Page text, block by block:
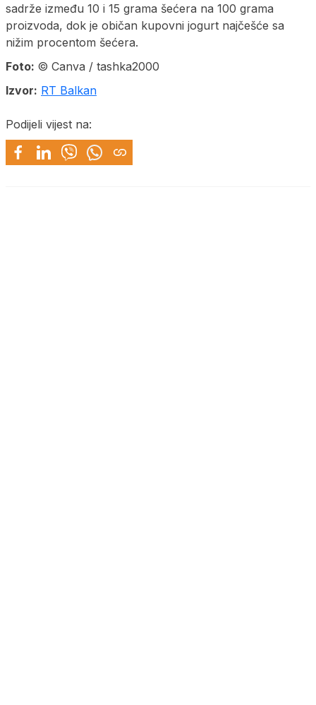
sadrže između 10 i 15 grama šećera na 100 grama
proizvoda, dok je običan kupovni jogurt najčešće sa
nižim procentom šećera.
Foto: © Canva / tashka2000
Izvor: RT Balkan
Podijeli vijest na: